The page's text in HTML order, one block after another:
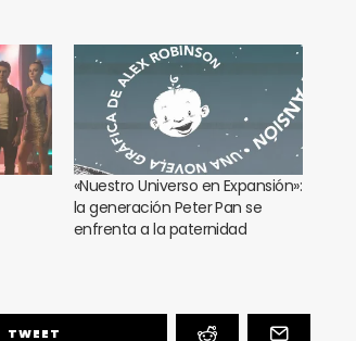
«Nuestro Universo en Expansión»:
la generación Peter Pan se
enfrenta a la paternidad
TWEET